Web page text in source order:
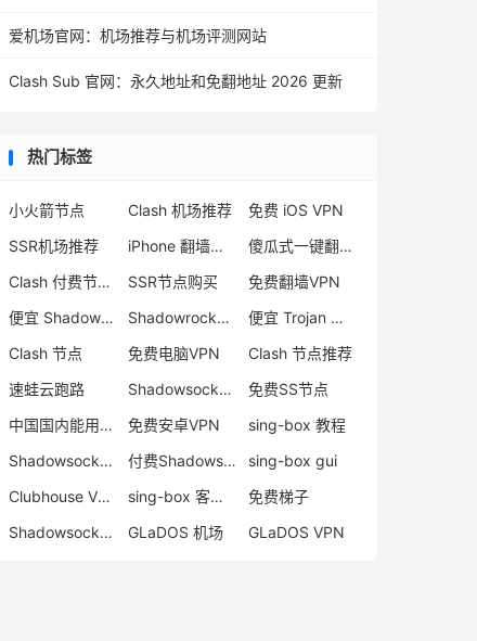
爱机场官网：机场推荐与机场评测网站
Clash Sub 官网：永久地址和免翻地址 2026 更新
热门标签
小火箭节点 Clash 机场推荐
免费 iOS VPN
SSR机场推荐
iPhone 翻墙代理软件
傻瓜式一键翻墙VPN客户端
Clash 付费节点购买
SSR节点购买
免费翻墙VPN
便宜 Shadowsocks 购买
Shadowrocket 地址
便宜 Trojan 购买
Clash 节点
免费电脑VPN
Clash 节点推荐
速蛙云跑路
Shadowsocks 付费节点
免费SS节点
中国国内能用的翻墙VPN推荐
免费安卓VPN
sing-box 教程
Shadowsocks 节点哪里买
付费Shadowsocks推荐
sing-box gui
Clubhouse VPN
sing-box 客户端配置
免费梯子
Shadowsocks 服务器
GLaDOS 机场 GLaDOS VPN